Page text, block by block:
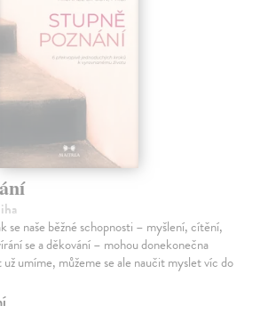
se naše běžné schopnosti – myšlení, cítění,
se a děkování – mohou donekonečna
umíme, můžeme se ale naučit myslet víc do